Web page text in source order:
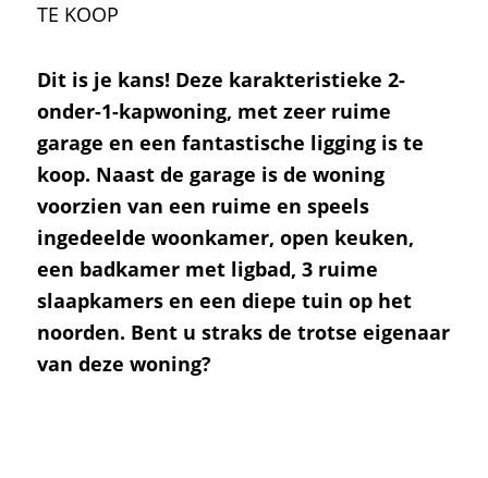
TE KOOP
Dit is je kans! Deze karakteristieke 2-
onder-1-kapwoning, met zeer ruime
garage en een fantastische ligging is te
koop. Naast de garage is de woning
voorzien van een ruime en speels
ingedeelde woonkamer, open keuken,
een badkamer met ligbad, 3 ruime
slaapkamers en een diepe tuin op het
noorden. Bent u straks de trotse eigenaar
van deze woning?